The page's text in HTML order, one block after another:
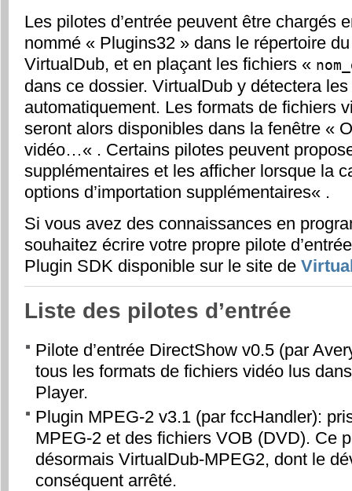
Les pilotes d’entrée peuvent être chargés
nommé « Plugins32 » dans le répertoire
VirtualDub, et en plaçant les fichiers «
dans ce dossier. VirtualDub y détectera
automatiquement. Les formats de fichiers
seront alors disponibles dans la fenêtre «
vidéo…« . Certains pilotes peuvent
supplémentaires et les afficher lorsque la
options d’importation supplémentaires« .
Si vous avez des connaissances en
souhaitez écrire votre propre pilote
Plugin SDK disponible sur le site de
Liste des pilotes d’entrée
Pilote d’entrée DirectShow v0.5 (par
tous les formats de fichiers vidéo lus
Player.
Plugin MPEG-2 v3.1 (par fccHandler):
MPEG-2 et des fichiers VOB (DVD). Ce
désormais VirtualDub-MPEG2, dont le
conséquent arrêté.